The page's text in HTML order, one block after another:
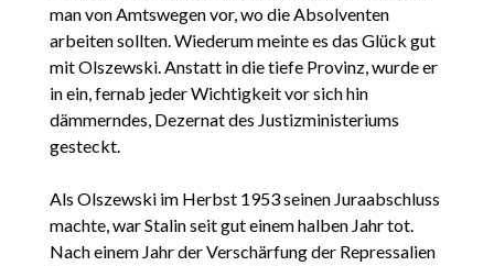
man von Amtswegen vor, wo die Absolventen
arbeiten sollten. Wiederum meinte es das Glück gut
mit Olszewski. Anstatt in die tiefe Provinz, wurde er
in ein, fernab jeder Wichtigkeit vor sich hin
dämmerndes, Dezernat des Justizministeriums
gesteckt.
Als Olszewski im Herbst 1953 seinen Juraabschluss
machte, war Stalin seit gut einem halben Jahr tot.
Nach einem Jahr der Verschärfung der Repressalien